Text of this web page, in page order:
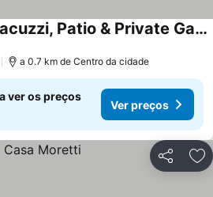
Zen Retreat with Jacuzzi, Patio & Private Garage Plus Automatic Check in 24 7 with Netflix Dazn and Disney Plus
a 0.7 km de Centro da cidade
ver os preços
Ver preços
Partilhar